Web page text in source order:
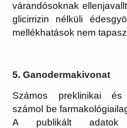
várandósoknak
glicirrizin nélküli
mellékhatások nem
5. Ganodermakivonat
Számos preklinikai
számol be
A publikált adatok